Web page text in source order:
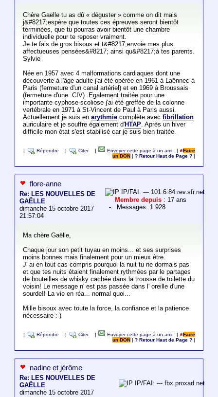
Chère Gaëlle tu as dû « déguster » comme on dit mais
j&#8217;espère que toutes ces épreuves seront bientôt
terminées, que tu pourras avoir bientôt une chambre
individuelle pour te reposer vraiment.
Je te fais de gros bisous et t&#8217;envoie mes plus
affectueuses pensées&#8217; ainsi qu&#8217;à tes parents.
Sylvie
Née en 1957 avec 4 malformations cardiaques dont une
découverte à l'âge adulte j'ai été opérée en 1961 à Laënnec à
Paris (fermeture d'un canal artériel) et en 1969 à Broussais
(fermeture d'une .CIV) .Egalement traitée pour une
importante cyphose-scoliose j'ai été greffée de la colonne
vertébrale en 1971 à St-Vincent de Paul à Paris aussi.
Actuellement je suis en arythmiecomplète avec fibrillation
auriculaire et je souffre également d'HTAP. Après un hiver
difficile mon état s'est stabilisé car je suis bien traitée.
Répondre Citer Envoyer cette page à un ami |
Faire
un DON
|? Retour Haut de Page ?
flore-anne
Re: LES NOUVELLES DE
GAËLLE
dimanche 15 octobre 2017
21:57:04
IP/FAI: ---.101.6.84.rev.sfr.net
Membre depuis : 17 ans
- Messages: 1 928
Ma chère Gaëlle,
Chaque jour son petit tuyau en moins... et ses surprises
moins bonnes mais finalement pour un mieux être.
J' ai en tout cas compris pourquoi la nuit tu ne dormais pas
et que tes nuits étaient finalement rythmées par le partages
de bouteilles de whisky cachée dans la trousse de toilette du
voisin! Le message n' est pas passée dans l' oreille d'une
sourde!! La vie en réa... normal quoi...
Mille bisoux avec toute la force, la confiance et la patience
nécessaire :-)
Répondre Citer Envoyer cette page à un ami |
Faire
un DON
|? Retour Haut de Page ?
nadine et jérôme
Re: LES NOUVELLES DE
GAËLLE
dimanche 15 octobre 2017
IP/FAI: ---.fbx.proxad.net